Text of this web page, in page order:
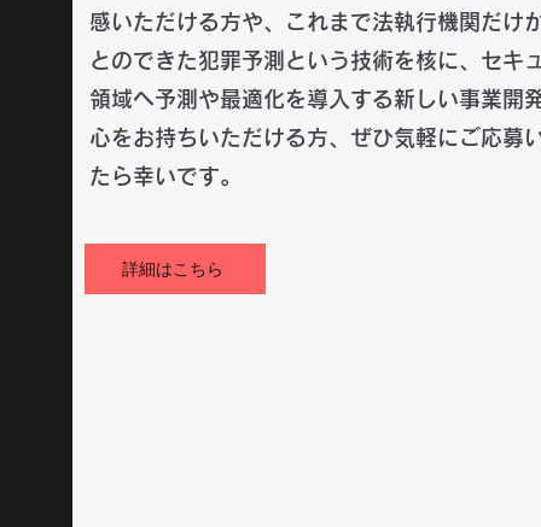
感いただける方や、これまで法執行機関だけ
とのできた犯罪予測という技術を核に、セキ
領域へ予測や最適化を導入する新しい事業開
心をお持ちいただける方、ぜひ気軽にご応募
たら幸いです。
詳細はこちら